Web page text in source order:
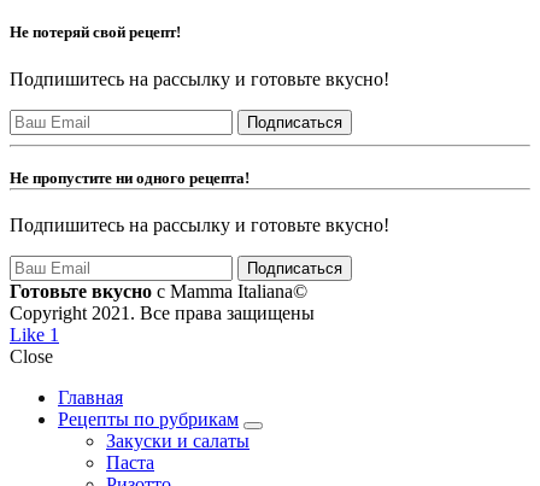
Не потеряй свой рецепт!
Подпишитесь на рассылку и готовьте вкусно!
Не пропустите ни одного рецепта!
Подпишитесь на рассылку и готовьте вкусно!
Готовьте вкусно с Mamma Italiana©
Copyright 2021. Все права защищены
Like 1
Close
Главная
Рецепты по рубрикам
expand
Закуски и салаты
Паста